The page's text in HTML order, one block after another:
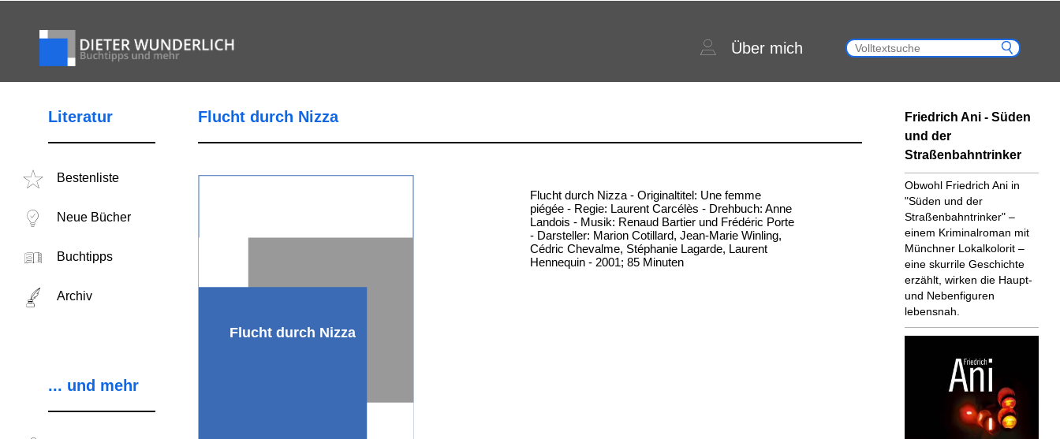
Über mich
Literatur
Bestenliste
Neue Bücher
Buchtipps
Archiv
... und mehr
Flucht durch Nizza
Flucht durch Nizza
Flucht durch Nizza - Originaltitel: Une femme
piégée - Regie: Laurent Carcélès - Drehbuch: Anne
Landois - Musik: Renaud Bartier und Frédéric Porte
- Darsteller: Marion Cotillard, Jean-Marie Winling,
Cédric Chevalme, Stéphanie Lagarde, Laurent
Hennequin - 2001; 85 Minuten
Friedrich Ani - Süden
und der
Straßenbahntrinker
Obwohl Friedrich Ani in
"Süden und der
Straßenbahntrinker" –
einem Kriminalroman mit
Münchner Lokalkolorit –
eine skurrile Geschichte
erzählt, wirken die Haupt-
und Nebenfiguren
lebensnah.